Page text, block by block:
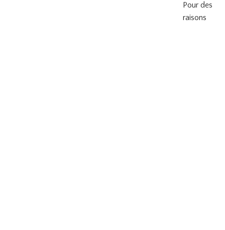
Pour des
raisons